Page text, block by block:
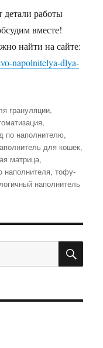
работы
вместе!
найти на сайте:
napolnitelya-dlya-
грануляции,
,
по наполнителю,
для кошек,
матрица,
наполнителя,тофу-
наполнитель